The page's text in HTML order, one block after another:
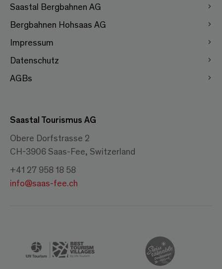
Saastal Bergbahnen AG
Bergbahnen Hohsaas AG
Impressum
Datenschutz
AGBs
Saastal Tourismus AG
Obere Dorfstrasse 2
CH-3906 Saas-Fee, Switzerland
+41 27 958 18 58
info@saas-fee.ch